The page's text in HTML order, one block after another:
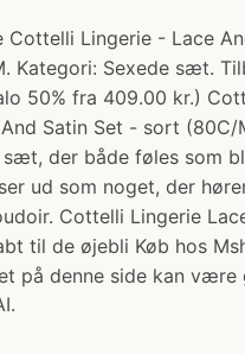
Cottelli Lingerie - Lace
Kategori: Sexede sæt.
50% fra 409.00 kr.)
Satin Set - sort (80C/
der både føles som
ud som noget, der
Cottelli Lingerie
til de øjebli Køb hos
på denne side kan være